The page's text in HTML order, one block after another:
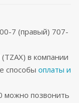
7 (правый) 707-
в компании
способы оплаты и
можно позвонить